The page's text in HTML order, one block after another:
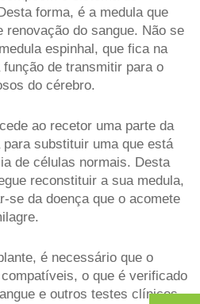
forma, é a medula que
renovação do sangue. Não se
espinhal, que fica na
de transmitir para o
do cérebro.
ao recetor uma parte da
substituir uma que está
de células normais. Desta
reconstituir a sua medula,
se da doença que o acomete
é necessário que o
o que é verificado
e outros testes clínicos.